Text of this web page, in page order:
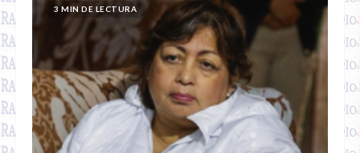
3 MIN DE LECTURA